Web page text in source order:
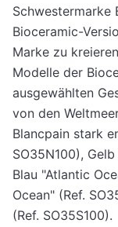
Schwestermarke
Bioceramic-
Marke zu
Modelle der
ausgewählten
von den
Blancpain stark
SO35N100),
Blau "Atlantic
Ocean" (Ref.
(Ref. SO35S100).